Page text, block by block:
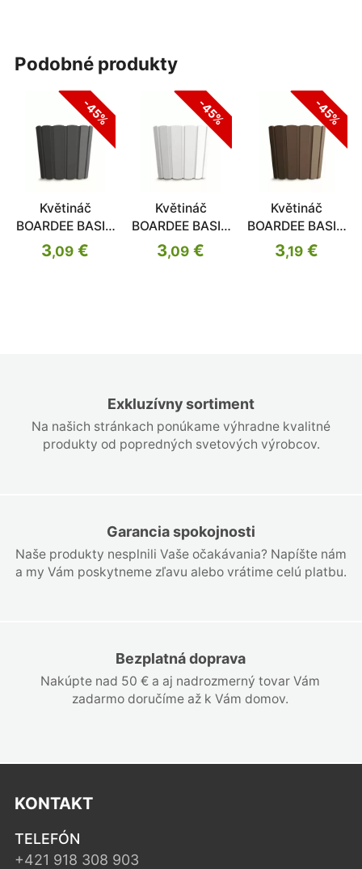
Exkluzívny sortiment
Na našich stránkach ponúkame výhradne kvalitné
produkty od popredných svetových výrobcov.
Garancia spokojnosti
Naše produkty nesplnili Vaše očakávania? Napíšte nám
a my Vám poskytneme zľavu alebo vrátime celú platbu.
Bezplatná doprava
Nakúpte nad 50 € a aj nadrozmerný tovar Vám
zadarmo doručíme až k Vám domov.
podobné produkty
-45%
Květináč
BOARDEE BASIC
antracit 28,5cm
3,09 €
-45%
Květináč
BOARDEE BASIC
bílý 28,5cm
3,09 €
-45%
Květináč
BOARDEE BASIC
hnědý 28,5cm
3,19 €
KONTAKT
TELEFÓN
+421 918 308 903